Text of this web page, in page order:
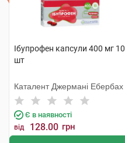
Ібупрофен капсули 400 мг 10
шт
Каталент Джермані Ебербах
Є в наявності
від 128.00 грн